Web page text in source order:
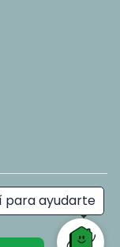
para ayudarte
con ❤️ por